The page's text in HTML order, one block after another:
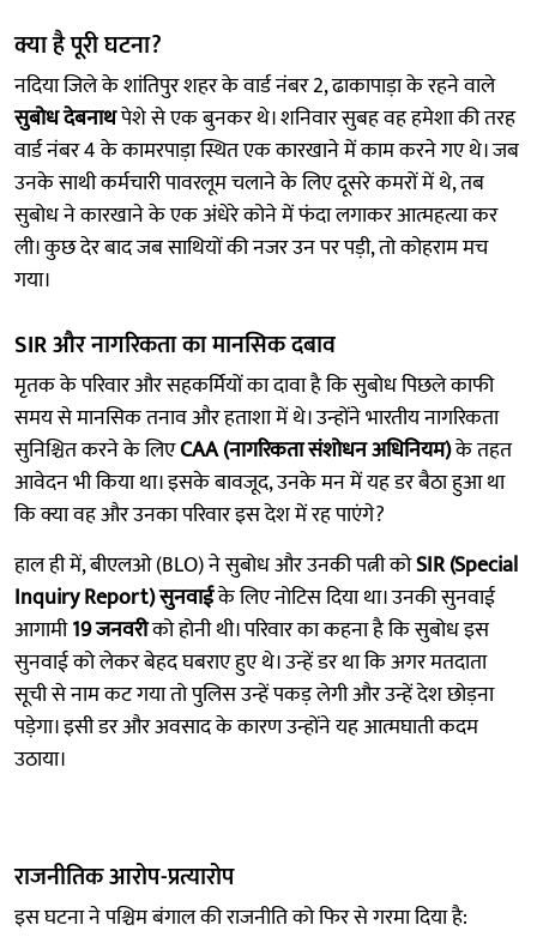
क्या है पूरी घटना?
नदिया जिले के शांतिपुर शहर के वार्ड नंबर 2, ढाकापाड़ा के रहने वाले
सुबोध देबनाथपेशे से एक बुनकर थे। शनिवार सुबह वह हमेशा की तरह
वार्ड नंबर 4 के कामरपाड़ा स्थित एक कारखाने में काम करने गए थे। जब
उनके साथी कर्मचारी पावरलूम चलाने के लिए दूसरे कमरों में थे, तब
सुबोध ने कारखाने के एक अंधेरे कोने में फंदा लगाकर आत्महत्या कर
ली। कुछ देर बाद जब साथियों की नजर उन पर पड़ी, तो कोहराम मच
गया।
SIR और नागरिकता का मानसिक दबाव
मृतक के परिवार और सहकर्मियों का दावा है कि सुबोध पिछले काफी
समय से मानसिक तनाव और हताशा में थे। उन्होंने भारतीय नागरिकता
सुनिश्चित करने के लिएCAA (नागरिकता संशोधन अधिनियम)के तहत
आवेदन भी किया था। इसके बावजूद, उनके मन में यह डर बैठा हुआ था
कि क्या वह और उनका परिवार इस देश में रह पाएंगे?
हाल ही में, बीएलओ (BLO) ने सुबोध और उनकी पत्नी कोSIR (Special
Inquiry Report) सुनवाईके लिए नोटिस दिया था। उनकी सुनवाई
आगामी19 जनवरीको होनी थी। परिवार का कहना है कि सुबोध इस
सुनवाई को लेकर बेहद घबराए हुए थे। उन्हें डर था कि अगर मतदाता
सूची से नाम कट गया तो पुलिस उन्हें पकड़ लेगी और उन्हें देश छोड़ना
पड़ेगा। इसी डर और अवसाद के कारण उन्होंने यह आत्मघाती कदम
उठाया।
राजनीतिक आरोप-प्रत्यारोप
इस घटना ने पश्चिम बंगाल की राजनीति को फिर से गरमा दिया है: